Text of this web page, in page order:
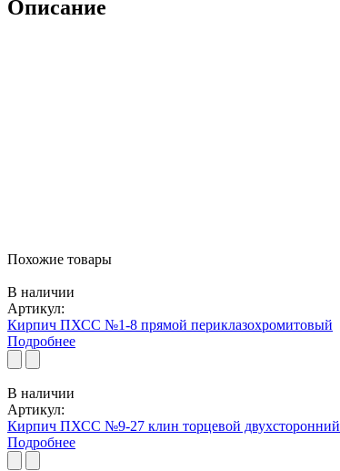
Описание
Похожие товары
В наличии
Артикул:
Кирпич ПХСС №1-8 прямой периклазохромитовый
Подробнее
В наличии
Артикул:
Кирпич ПХСС №9-27 клин торцевой двухсторонний
Подробнее